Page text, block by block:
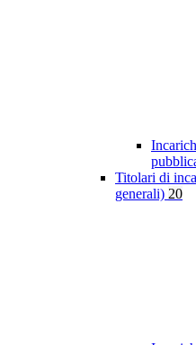
Titolari di
generali) 20